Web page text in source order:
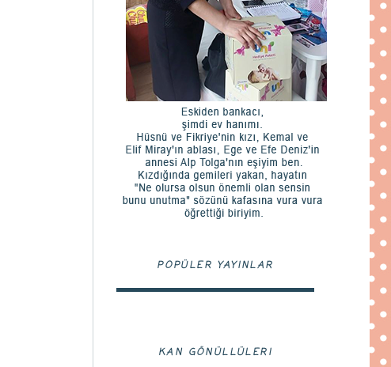
POPÜLER YAYINLAR
KAN GÖNÜLLÜLERI